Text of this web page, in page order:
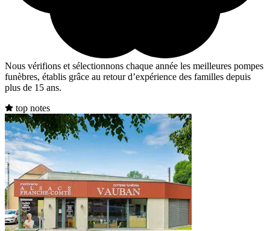
Nous vérifions et sélectionnons chaque année les meilleures pompes
funèbres, établis grâce au retour d’expérience des familles depuis
plus de 15 ans.
top notes